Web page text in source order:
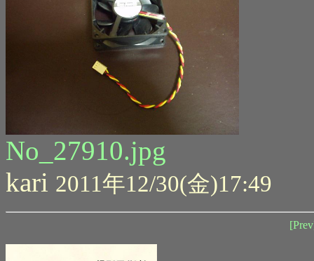
No_27910.jpg
kari 2011年12/30(金)17:49